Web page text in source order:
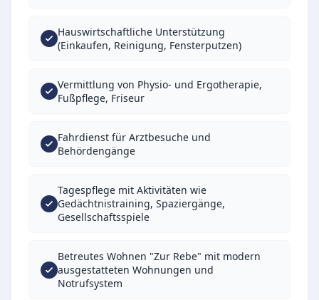
Hauswirtschaftliche Unterstützung
(Einkaufen, Reinigung, Fensterputzen)
Vermittlung von Physio- und Ergotherapie,
Fußpflege, Friseur
Fahrdienst für Arztbesuche und
Behördengänge
Tagespflege mit Aktivitäten wie
Gedächtnistraining, Spaziergänge,
Gesellschaftsspiele
Betreutes Wohnen "Zur Rebe" mit modern
ausgestatteten Wohnungen und
Notrufsystem